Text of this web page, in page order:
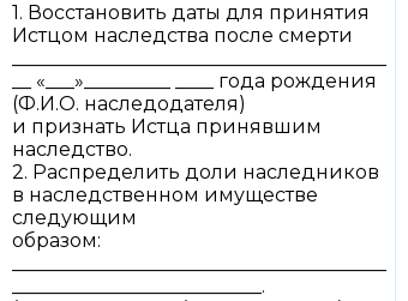
1. Восстановить даты для принятия
Истцом наследства после смерти
__ «___»_________ ____ года рождения
(Ф.И.О. наследодателя)
и признать Истца принявшим
наследство.
2. Распределить доли наследников
в наследственном имуществе
следующим
образом:
__________________________.